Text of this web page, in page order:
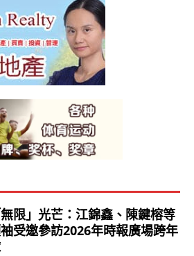
限」光芒：江錦鑫、陳鍵榕等
受邀參訪2026年時報廣場跨年